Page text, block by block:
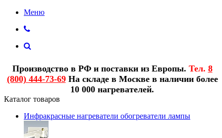
Меню
Производство в РФ и поставки из Европы. Тел. 8
(800) 444-73-69На складе в Москве в наличии более
10 000 нагревателей.
Каталог товаров
Инфракрасные нагреватели обогреватели лампы